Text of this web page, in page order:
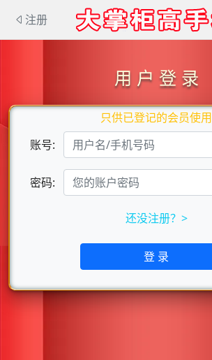
注册
用 户 登 录
只供已登记的会员使用
账号:
密码:
还没注册？>
登 录